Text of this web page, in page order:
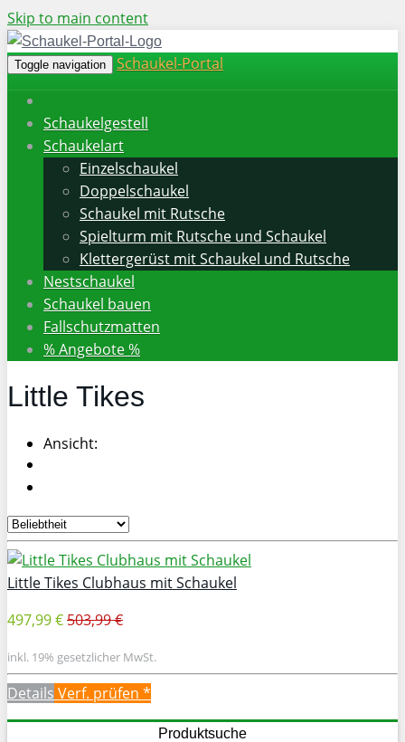
Skip to main content
Toggle navigation Schaukel-Portal
Schaukelgestell
Schaukelart
Einzelschaukel
Doppelschaukel
Schaukel mit Rutsche
Spielturm mit Rutsche und Schaukel
Klettergerüst mit Schaukel und Rutsche
Nestschaukel
Schaukel bauen
Fallschutzmatten
% Angebote %
Little Tikes
Ansicht:
Little Tikes Clubhaus mit Schaukel
497,99 €503,99 €
inkl. 19% gesetzlicher MwSt.
Details Verf. prüfen *
Produktsuche